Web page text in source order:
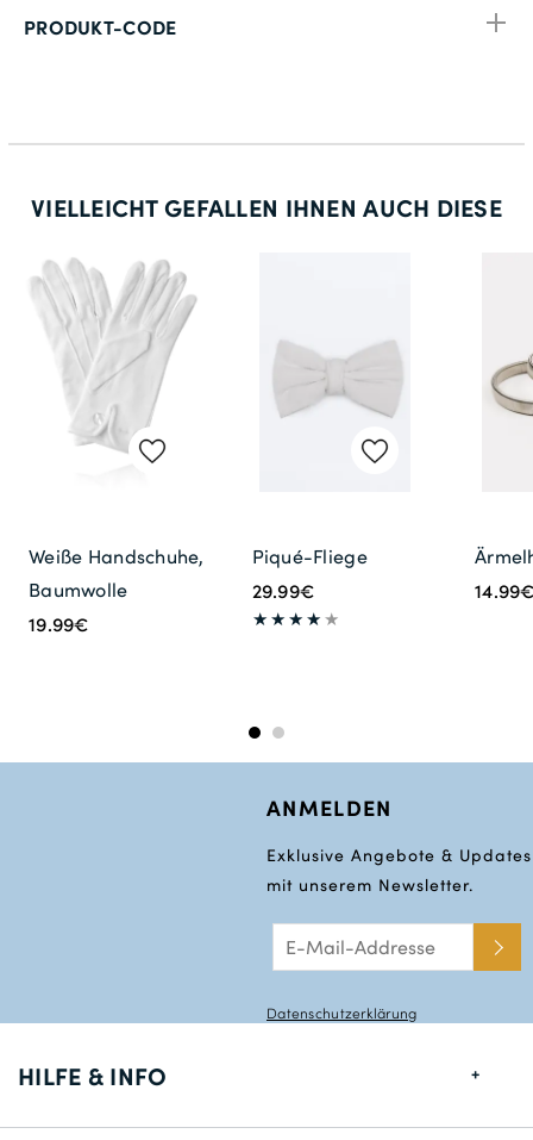
PRODUKT-CODE
VIELLEICHT GEFALLEN IHNEN AUCH DIESE
Weiße Handschuhe,
Baumwolle
19.99€
Piqué-Fliege
29.99€
ANMELDEN
Exklusive Angebote & Updates
mit unserem Newsletter.
Datenschutzerklärung
HILFE & INFO